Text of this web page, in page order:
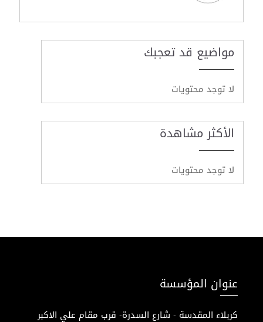
مواضيع قد تعجبك
لا توجد محتويات
الأكثر مشاهدة
لا توجد محتويات
عنوان المؤسسة
كربلاء المقدسة - شارع السدرة- قرب مقام علي الاكبر